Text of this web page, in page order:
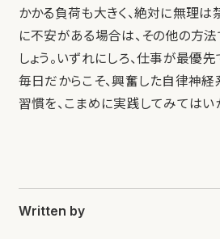
かかる負荷も大きく、絶対に無理は
に不安がある場合は、その他の方
しょう。いずれにしろ、仕事が最優
毎日だからこそ、興奮した自律神経
習慣を、こまめに実践してみてはい
Written by